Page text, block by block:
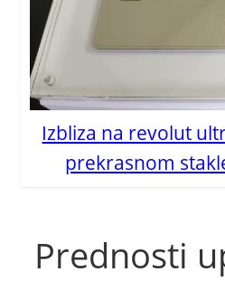
Izbliza na revolut
prekrasnom
Prednosti